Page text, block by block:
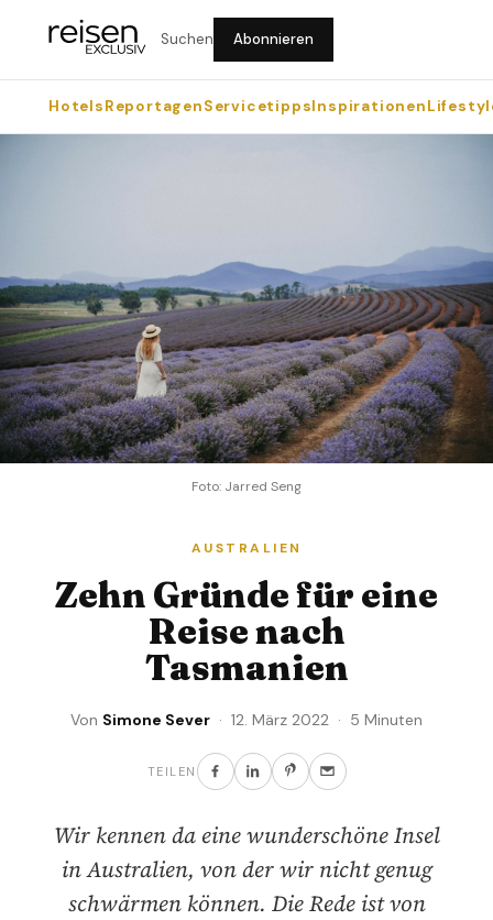
Suchen Abonnieren
HotelsReportagenServicetippsInspirationen
Foto: Jarred Seng
AUSTRALIEN
Zehn Gründe für eine
Reise nach
Tasmanien
Von Simone Sever · 12. März 2022 · 5 Minuten
TEILEN
Wir kennen da eine wunderschöne Insel
in Australien, von der wir nicht genug
schwärmen können. Die Rede ist von